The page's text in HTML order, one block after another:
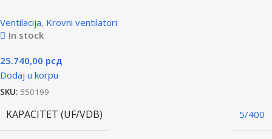
Ventilacija, Krovni ventilatori
In stock
25.740,00 рсд
Dodaj u korpu
SKU: 550199
KAPACITET (UF/VDB) 5/400